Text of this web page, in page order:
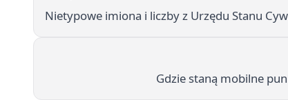
Nietypowe imiona i liczby z Urzędu Stanu
Gdzie staną mobilne